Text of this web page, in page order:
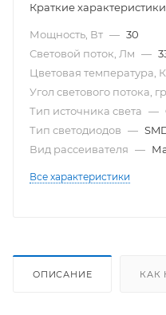
Краткие характеристики
Мощность, Вт — 30
Световой поток, Лм —
Цветовая температура, К
Угол светового потока,
Тип источника света —
Тип светодиодов —
Вид рассеивателя —
Все характеристики
ОПИСАНИЕ КАК